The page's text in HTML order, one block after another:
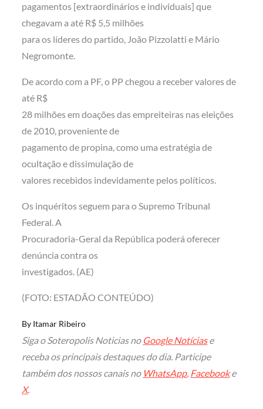
pagamentos [extraordinários e individuais] que
chegavam a até R$ 5,5 milhões
para os líderes do partido, João Pizzolatti e Mário
Negromonte.
De acordo com a PF, o PP chegou a receber valores de
até R$
28 milhões em doações das empreiteiras nas eleições
de 2010, proveniente de
pagamento de propina, como uma estratégia de
ocultação e dissimulação de
valores recebidos indevidamente pelos políticos.
Os inquéritos seguem para o Supremo Tribunal
Federal. A
Procuradoria-Geral da República poderá oferecer
denúncia contra os
investigados. (AE)
(FOTO: ESTADÃO CONTEÚDO)
By Itamar Ribeiro
Siga o Soteropolis Noticias no Google Notíciase
receba os principais destaques do dia. Participe
também dos nossos canais no WhatsApp, Facebooke
X.